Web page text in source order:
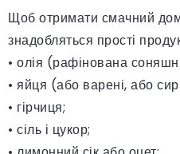
Щоб отримати смачний
знадобляться прості
• олія (рафінована
• яйця (або варені, або
• гірчиця;
• сіль і цукор;